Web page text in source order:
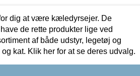
dig at være kæledyrsejer. De
de rette produkter lige ved
af både udstyr, legetøj og
kat. Klik her for at se deres udvalg.